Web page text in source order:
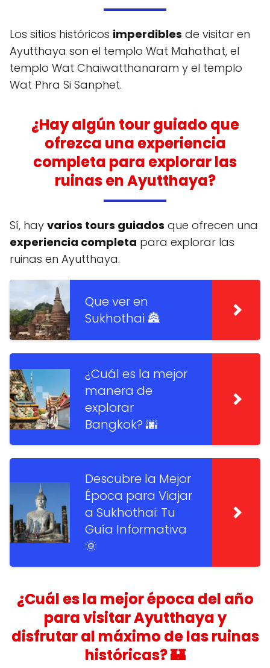
Los sitios históricos imperdibles de visitar en
Ayutthaya son el templo Wat Mahathat, el
templo Wat Chaiwatthanaram y el templo
Wat Phra Si Sanphet.
¿Hay algún tour guiado que
ofrezca una experiencia
completa para explorar las
ruinas en Ayutthaya?
Sí, hay varios tours guiados que ofrecen una
experiencia completa para explorar las
ruinas en Ayutthaya.
Que ver en
Sukhothai 🏯
¿Cuál es la mejor
manera de
explorar
Bangkok? 🌆
Descubre la Mejor
Época para Viajar
a Sukhothai: Tu
Guía Informativa
🌞
¿Cuál es la mejor época del año
para visitar Ayutthaya y
disfrutar al máximo de las ruinas
históricas? 🏰